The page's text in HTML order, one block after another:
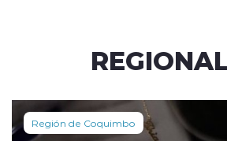
Región de Coquimbo